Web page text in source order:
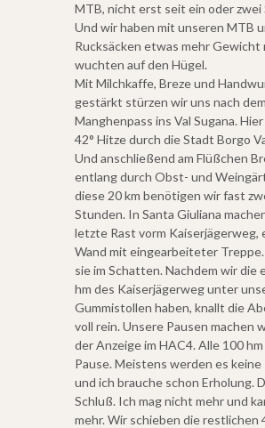
MTB, nicht erst seit ein oder zwei
Und wir haben mit unseren MTB
Rucksäcken etwas mehr Gewicht
wuchten auf den Hügel.
Mit Milchkaffe, Breze und
gestärkt stürzen wir uns nach dem
Manghenpass ins Val Sugana.
42° Hitze durch die Stadt Borgo
Und anschließend am Flüßchen
entlang durch Obst- und
diese 20 km benötigen wir fast
Stunden. In Santa Giuliana
letzte Rast vorm Kaiserjägerweg,
Wand mit eingearbeiteter
sie im Schatten. Nachdem wir die
hm des Kaiserjägerweg unter
Gummistollen haben, knallt die
voll rein. Unsere Pausen machen
der Anzeige im HAC4. Alle 100
Pause. Meistens werden es keine
und ich brauche schon Erholung.
Schluß. Ich mag nicht mehr und
mehr. Wir schieben die restlichen